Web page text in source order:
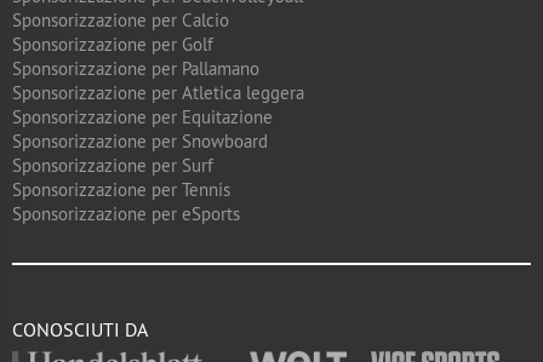
Sponsorizzazione per Calcio
Sponsorizzazione per Golf
Sponsorizzazione per Pallamano
Sponsorizzazione per Atletica leggera
Sponsorizzazione per Equitazione
Sponsorizzazione per Snowboard
Sponsorizzazione per Surf
Sponsorizzazione per Tennis
Sponsorizzazione per eSports
CONOSCIUTI DA